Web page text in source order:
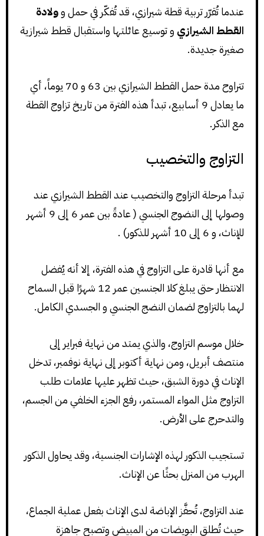
عندما تُقرّر تربية قطة شيرازي، قد تُفكّر في حمل وولادة
القطط الشيرازي و توسيع عائلتها واستقبال قطط شيرازية
صغيرة جديدة.
تتراوح مدة حمل القطط الشيرازي بين 63 و 70 يوماً، أي
ما يعادل 9 أسابيع، تبدأ هذه الفترة من تاريخ تزاوج القطة
مع الذكر.
التزاوج والتخصيب
تبدأ مرحلة التزاوج والتخصيب عند القطط الشيرازي عند
وصولها إلى النضوج الجنسي ( عادةً بين عمر 6 إلى 9 أشهر
للإناث، و 6 إلى 10 أشهر للذكور) .
مع أنها قادرة على التزاوج في هذه الفترة، إلا أنه يُفضل
الانتظار حتى يبلغ كلا الجنسين عمر 12 شهرًا قبل السماح
لهما بالتزاوج لضمان النضج الجنسي و الجسدي الكامل.
خلال موسم التزاوج، والذي يمتد من نهاية فبراير إلى
منتصف أبريل، ومن نهاية أكتوبر إلى نهاية نوفمبر، تدخل
الإناث في دورة الشبق، حيث تظهر عليها علامات طلب
التزاوج مثل المواء المستمر، رفع الجزء الخلفي من الجسم،
والتدحرج على الأرض.
تستجيب الذكور لهذه الإشارات الجنسية، وقد يحاول الذكور
الهرب من المنزل بحثًا عن الإناث.
عند التزاوج، تُحفَّز الإباضة لدى الإناث بفعل عملية الجماع،
حيث تُطلق البويضات من المبيض وتصبح جاهزة